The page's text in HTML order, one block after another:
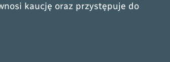
kaucję oraz przystępuje do